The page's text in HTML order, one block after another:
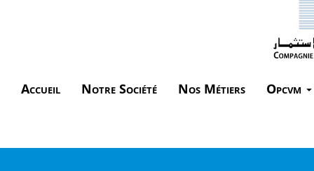
Accueil Notre Société Nos Métiers Opcvm